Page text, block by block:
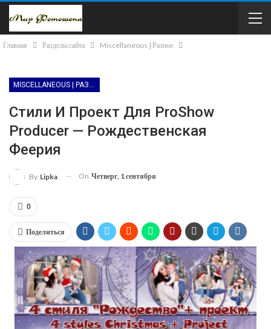
Главная Разделы сайта Miscellaneous | Разное
Стили И Проект Для ProShow
Producer — Рождественская
Феерия
By Lipka On Четверг, 1 сентября
0
Поделиться